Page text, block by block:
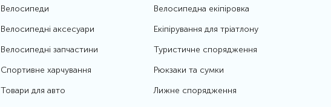
Велосипеди
Велосипедні аксесуари
Велосипедні запчастини
Спортивне харчування
Товари для авто
Велосипедна екіпіровка
Екіпірування для тріатлону
Туристичне спорядження
Рюкзаки та сумки
Лижне спорядження